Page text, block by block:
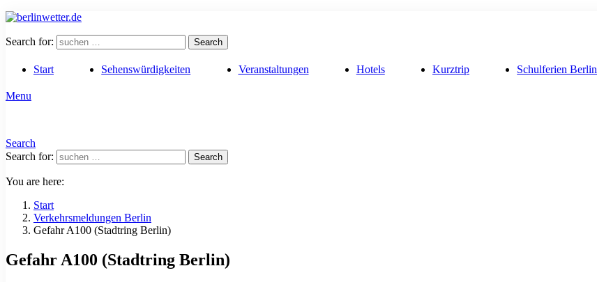
Search for: Search
Start Sehenswürdigkeiten Veranstaltungen Hotels Kurztrip Schulferien Berlin
Menu
Search
Search for:
Search
You are here:
Start
Verkehrsmeldungen Berlin
Gefahr A100 (Stadtring Berlin)
Gefahr A100 (Stadtring Berlin)